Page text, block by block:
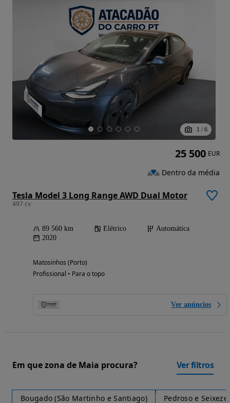
1 / 6
Tesla Model 3 Long Range AWD Dual Motor
497 cv
89 560 km Elétrico
Automática
2020
Matosinhos (Porto)
Profissional • Para o topo
Ver anúncios
25 500 EUR
Dentro da média
Em que zona de Maia procura? Ver filtros
Bougado (São Martinho e Santiago) Pedroso e